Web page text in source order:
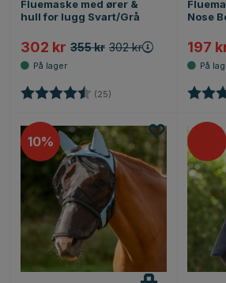
Fluemaske med ører &
hull for lugg Svart/Grå
302 kr 355 kr 302 kr
Karakter: (25)
Nose
197
10%